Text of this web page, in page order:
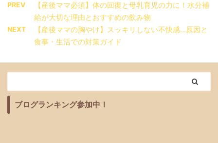
PREV
【産後ママ必須】体の回復と母乳育児の力に！水分補
給が大切な理由とおすすめの飲み物
NEXT
【産後ママの胸やけ】スッキリしない不快感…原因と
食事・生活での対策ガイド
ブログランキング参加中！